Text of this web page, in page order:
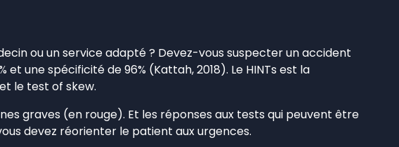
ou un service adapté ? Devez-vous suspecter un accident
une spécificité de 96% (Kattah, 2018). Le HINTs est la
le test of skew.
graves (en rouge). Et les réponses aux tests qui peuvent être
devez réorienter le patient aux urgences.